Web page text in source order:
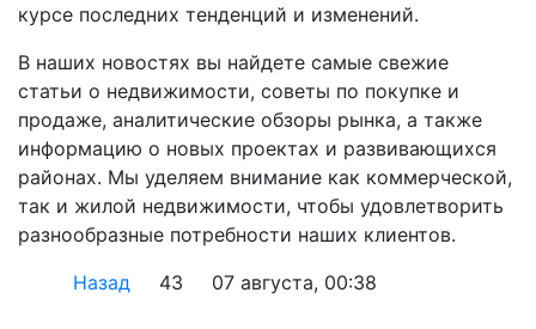
курсе последних тенденций и изменений.
В наших новостях вы найдете самые свежие
статьи о недвижимости, советы по покупке и
продаже, аналитические обзоры рынка, а также
информацию о новых проектах и развивающихся
районах. Мы уделяем внимание как коммерческой,
так и жилой недвижимости, чтобы удовлетворить
разнообразные потребности наших клиентов.
Назад
43 07 августа, 00:38